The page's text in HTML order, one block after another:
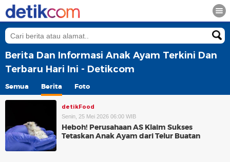
Berita Dan Informasi Anak Ayam Terkini Dan
Terbaru Hari Ini - Detikcom
Semua Berita Foto
detikFood
Senin, 25 Mei 2026 06:00 WIB
Heboh! Perusahaan AS Klaim Sukses
Tetaskan Anak Ayam dari Telur Buatan